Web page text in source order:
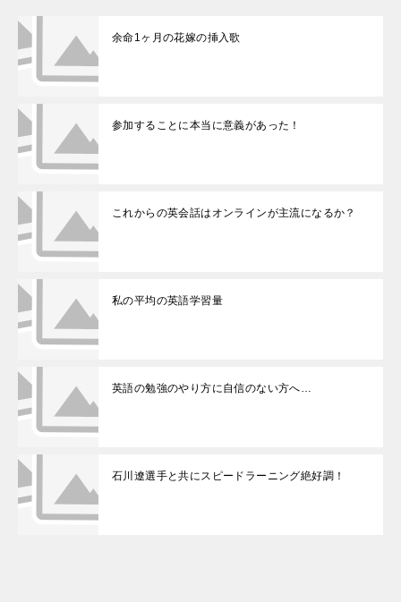
余命1ヶ月の花嫁の挿入歌
参加することに本当に意義があった！
これからの英会話はオンラインが主流になるか？
私の平均の英語学習量
英語の勉強のやり方に自信のない方へ…
石川遼選手と共にスピードラーニング絶好調！